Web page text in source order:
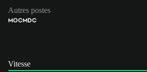
Autres postes
MOCMDC
Vitesse